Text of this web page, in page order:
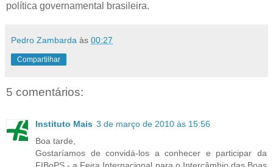
política governamental brasileira.
Pedro Zambarda às 00:27
Compartilhar
5 comentários:
Instituto Mais 3 de março de 2010 às 15:56
Boa tarde,
Gostaríamos de convidá-los a conhecer e participar da
FIBoPS - a Feira Internacional para o Intercâmbio das Boas